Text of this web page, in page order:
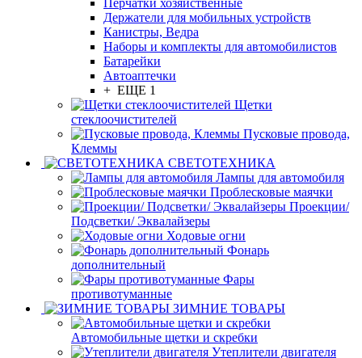
Перчатки хозяйственные
Держатели для мобильных устройств
Канистры, Ведра
Наборы и комплекты для автомобилистов
Батарейки
Автоаптечки
+ ЕЩЕ 1
Щетки
стеклоочистителей
Пусковые провода,
Клеммы
СВЕТОТЕХНИКА
Лампы для автомобиля
Проблесковые маячки
Проекции/
Подсветки/ Эквалайзеры
Ходовые огни
Фонарь
дополнительный
Фары
противотуманные
ЗИМНИЕ ТОВАРЫ
Автомобильные щетки и скребки
Утеплители двигателя